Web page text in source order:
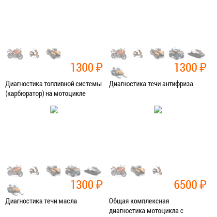
1300₽
Диагностика топливной системы
(карбюратор) на мотоцикле
Диагностика
1300₽
Диагностика течи антифриза
Диагностика
1300₽
Диагностика течи масла
6500₽
Общая комплексная
диагностика мотоцикла с